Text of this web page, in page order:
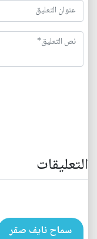
التعليقات
سماح نايف صقر